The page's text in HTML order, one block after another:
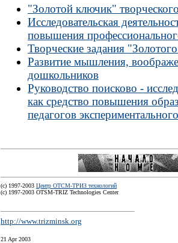
"Золотой ключик"
Исследовательская
повышения
Творческие задания
Развитие мышления,
дошкольников
Руководство поисково -
как средство повышения
педагогов
(с) 1997-2003 Центр ОТСМ-ТРИЗ технологий
(с) 1997-2003 OTSM-TRIZ Technologies Center
http://www.trizminsk.org
21 Apr 2003